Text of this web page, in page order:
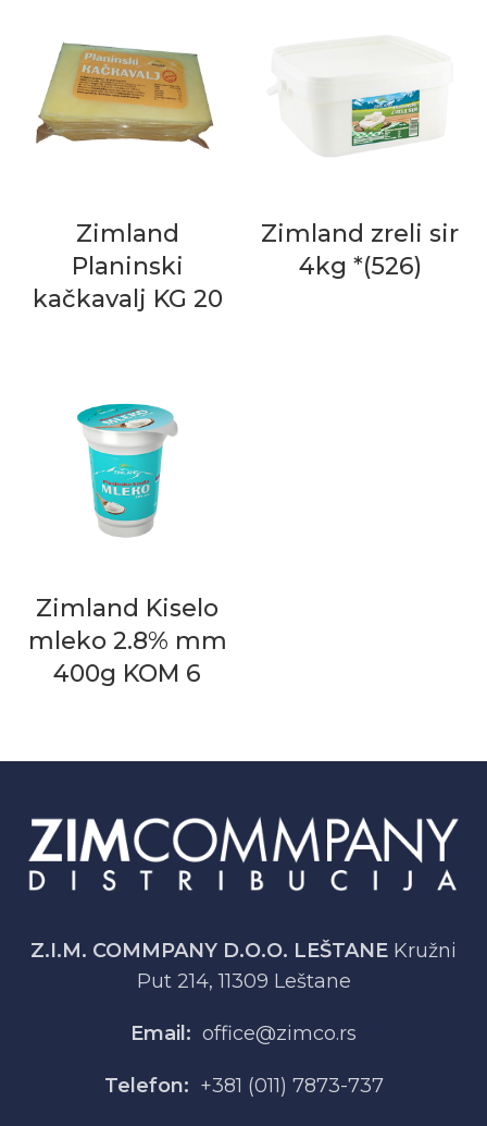
Zimland
Planinski
kačkavalj KG 20
Zimland zreli sir
4kg *(526)
Zimland Kiselo
mleko 2.8% mm
400g KOM 6
Z.I.M. COMMPANY D.O.O. LEŠTANE Kružni
Put 214, 11309 Leštane
Email: office@zimco.rs
Telefon: +381 (011) 7873-737